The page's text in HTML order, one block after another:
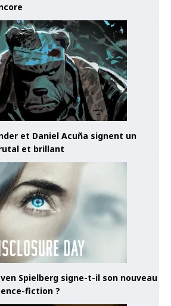
et Daniel Acuña signent un
et brillant
Spielberg signe-t-il son nouveau
fiction ?